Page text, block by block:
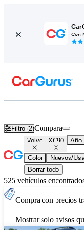
Con
Filtro (2)Compara
Volvo XC90 Año
Color Nuevos/
Borrar todo
525 vehículos
Compra con precios
Mostrar solo avisos